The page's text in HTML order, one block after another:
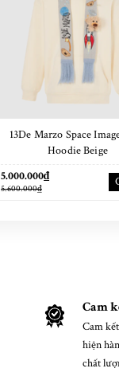
13De Marzo Space
Hoodie Beige
5.000.000₫
5.600.000₫
Cam
Cam
hiện
chất